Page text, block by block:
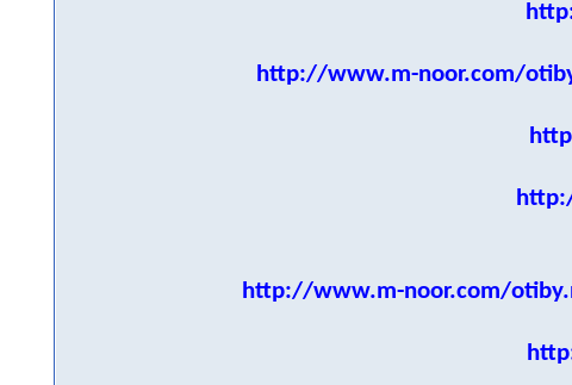
http://www.m-noor.com/
http://www.m-noor.com/